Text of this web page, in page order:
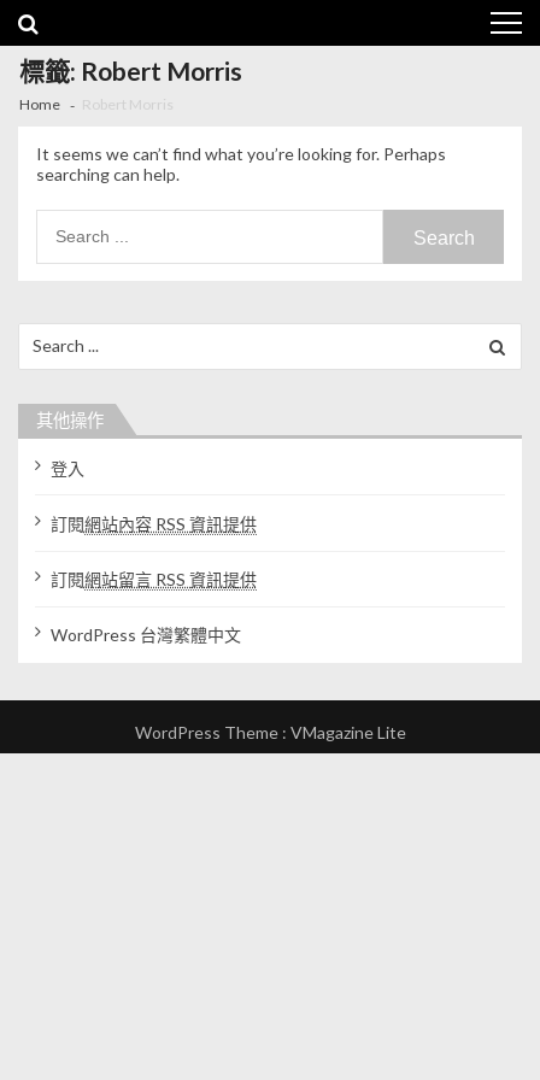
Skip to navigation
Skip to content
標籤: Robert Morris
Home Robert Morris
It seems we can’t find what you’re looking for. Perhaps
searching can help.
其他操作
登入
訂閱網站內容 RSS 資訊提供
訂閱網站留言 RSS 資訊提供
WordPress 台灣繁體中文
WordPress Theme : VMagazine Lite